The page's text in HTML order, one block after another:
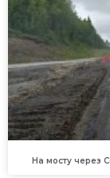
На мосту через